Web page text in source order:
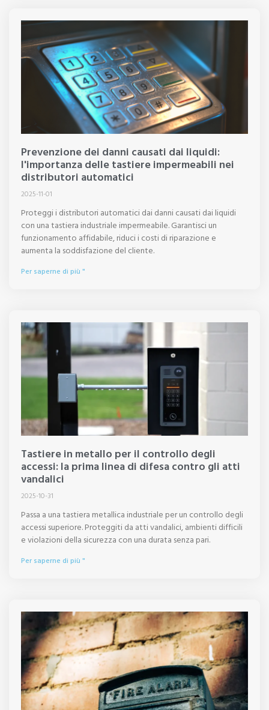
Prevenzione dei danni causati dai liquidi:
l'importanza delle tastiere impermeabili nei
distributori automatici
2025-11-01
Proteggi i distributori automatici dai danni causati dai liquidi
con una tastiera industriale impermeabile. Garantisci un
funzionamento affidabile, riduci i costi di riparazione e
aumenta la soddisfazione del cliente.
Per saperne di più "
Tastiere in metallo per il controllo degli
accessi: la prima linea di difesa contro gli atti
vandalici
2025-10-31
Passa a una tastiera metallica industriale per un controllo degli
accessi superiore. Proteggiti da atti vandalici, ambienti difficili
e violazioni della sicurezza con una durata senza pari.
Per saperne di più "